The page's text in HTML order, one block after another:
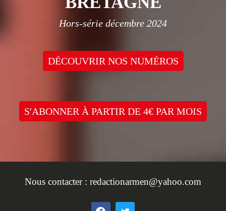
Hors-série décembre 2024
DÉCOUVRIR NOS NUMÉROS
S'ABONNER À PARTIR DE 4€ PAR MOIS
Nous contacter : redactionarmen@yahoo.com